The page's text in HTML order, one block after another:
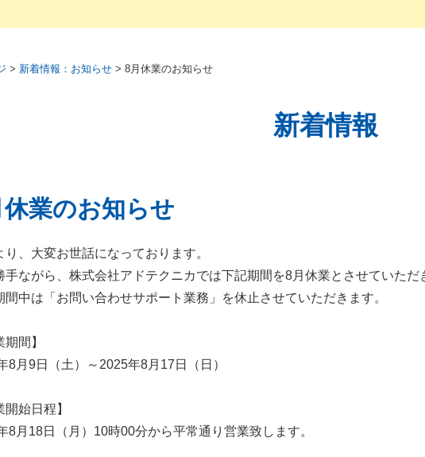
> 新着情報：お知らせ > 8月休業のお知らせ
新着情報
休業のお知らせ
り、大変お世話になっております。
手ながら、株式会社アドテクニカでは下記期間を8月休業とさせていただ
間中は「お問い合わせサポート業務」を休止させていただきます。
期間】
8月9日（土）～2025年8月17日（日）
開始日程】
8月18日（月）10時00分から平常通り営業致します。